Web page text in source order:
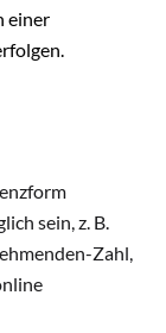
einer
sein, z. B.
Zahl,